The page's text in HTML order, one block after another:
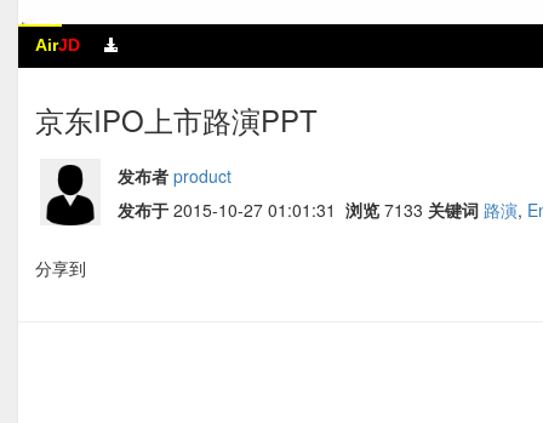
AirJD
京东IPO上市路演PPT
发布者 product
发布于 2015-10-27 01:01:31 浏览 7133 关键词 路演,
分享到